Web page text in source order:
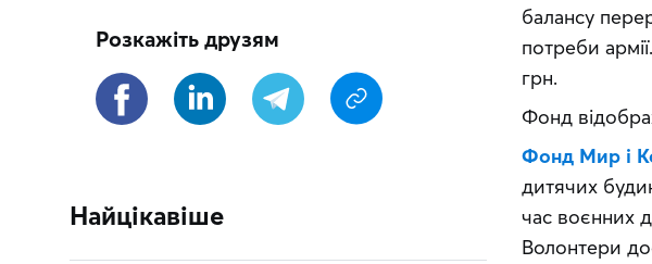
балансу
потреби
грн.
Фонд
Фонд Мир і
дитячих
час воєнних
Волонтери
Розкажіть друзям
Найцікавіше